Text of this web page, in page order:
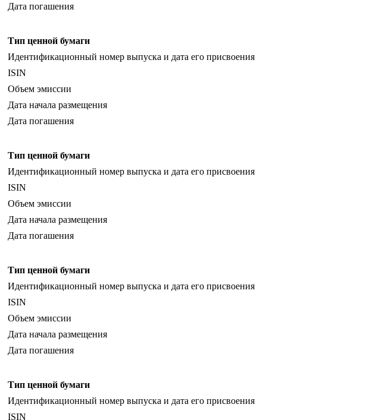
Дата погашения
Тип ценной бумаги
Идентификационный номер выпуска и дата его присвоения
ISIN
Объем эмиссии
Дата начала размещения
Дата погашения
Тип ценной бумаги
Идентификационный номер выпуска и дата его присвоения
ISIN
Объем эмиссии
Дата начала размещения
Дата погашения
Тип ценной бумаги
Идентификационный номер выпуска и дата его присвоения
ISIN
Объем эмиссии
Дата начала размещения
Дата погашения
Тип ценной бумаги
Идентификационный номер выпуска и дата его присвоения
ISIN